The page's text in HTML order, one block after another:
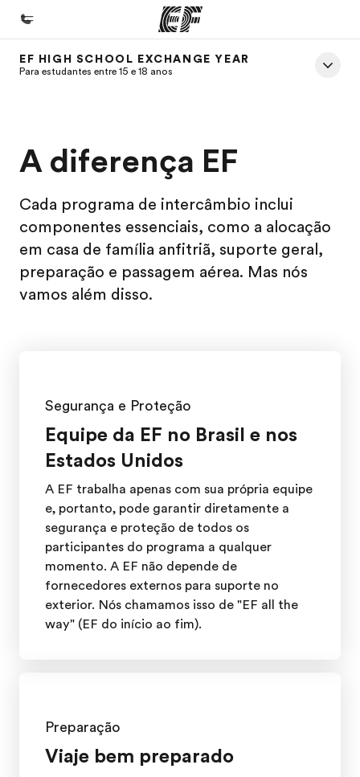
Início
Saiba tudo que oferecemos
Sobre nós
Quem somos
EF HIGH SCHOOL EXCHANGE YEAR
Para estudantes entre 15 e 18 anos
A diferença EF
Cada programa de intercâmbio inclui
componentes essenciais, como a alocação
em casa de família anfitriã, suporte geral,
preparação e passagem aérea. Mas nós
vamos além disso.
Segurança e Proteção
Equipe da EF no Brasil e nos
Estados Unidos
A EF trabalha apenas com sua própria equipe
e, portanto, pode garantir diretamente a
segurança e proteção de todos os
participantes do programa a qualquer
momento. A EF não depende de
fornecedores externos para suporte no
exterior. Nós chamamos isso de "EF all the
way" (EF do início ao fim).
Preparação
Viaje bem preparado